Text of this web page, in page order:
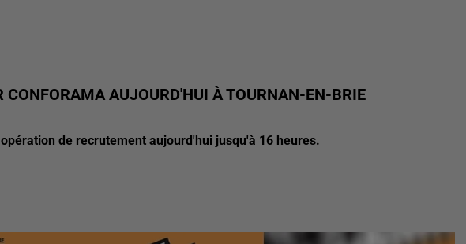
CONFORAMA AUJOURD'HUI À TOURNAN-EN-BRIE
de recrutement aujourd'hui jusqu'à 16 heures.